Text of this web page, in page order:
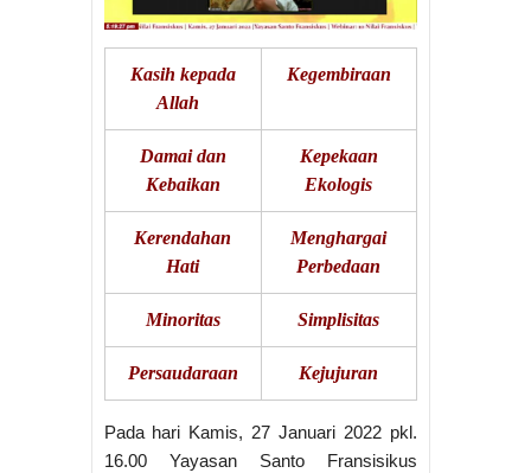
Kasih kepada
Allah
Kegembiraan
Damai dan
Kebaikan
Kepekaan
Ekologis
Kerendahan
Hati
Menghargai
Perbedaan
Minoritas Simplisitas
Persaudaraan Kejujuran
Pada hari Kamis, 27 Januari 2022 pkl.
16.00 Yayasan Santo Fransisikus